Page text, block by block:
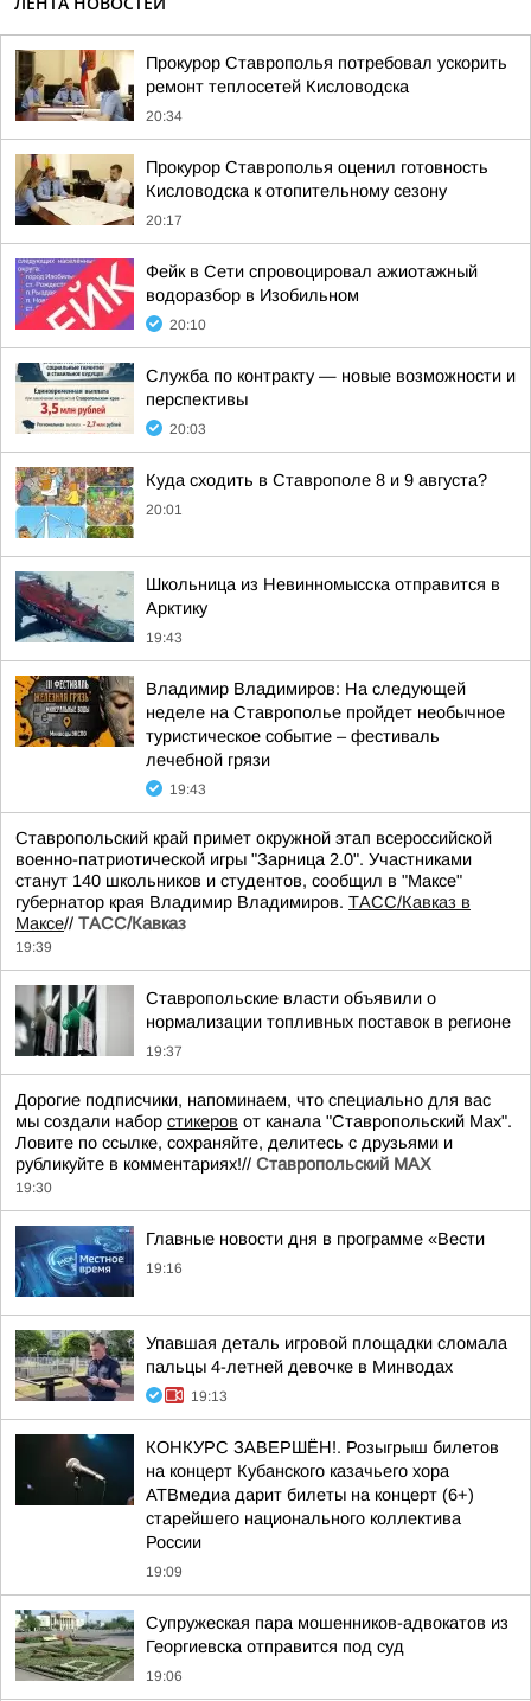
Прокурор Ставрополья потребовал ускорить
ремонт теплосетей Кисловодска
20:34
Прокурор Ставрополья оценил готовность
Кисловодска к отопительному сезону
20:17
Фейк в Сети спровоцировал ажиотажный
водоразбор в Изобильном
20:10
Служба по контракту — новые возможности и
перспективы
20:03
Куда сходить в Ставрополе 8 и 9 августа?
20:01
Школьница из Невинномысска отправится в
Арктику
19:43
Владимир Владимиров: На следующей
неделе на Ставрополье пройдет необычное
туристическое событие – фестиваль
лечебной грязи
19:43
Ставропольский край примет окружной этап всероссийской
военно-патриотической игры "Зарница 2.0". Участниками
станут 140 школьников и студентов, сообщил в "Максе"
губернатор края Владимир Владимиров. ТАСС/Кавказ в
Максе// ТАСС/Кавказ
19:39
Ставропольские власти объявили о
нормализации топливных поставок в регионе
19:37
Дорогие подписчики, напоминаем, что специально для вас
мы создали набор стикеров от канала "Ставропольский Max".
Ловите по ссылке, сохраняйте, делитесь с друзьями и
рубликуйте в комментариях!// Ставропольский MAX
19:30
Главные новости дня в программе «Вести
19:16
Упавшая деталь игровой площадки сломала
пальцы 4-летней девочке в Минводах
19:13
КОНКУРС ЗАВЕРШЁН!. Розыгрыш билетов
на концерт Кубанского казачьего хора
АТВмедиа дарит билеты на концерт (6+)
старейшего национального коллектива
России
19:09
Супружеская пара мошенников-адвокатов из
Георгиевска отправится под суд
19:06